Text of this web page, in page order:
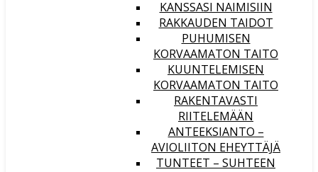
KANSSASI NAIMISIIN
RAKKAUDEN TAIDOT
PUHUMISEN
KORVAAMATON TAITO
KUUNTELEMISEN
KORVAAMATON TAITO
RAKENTAVASTI
RIITELEMÄÄN
ANTEEKSIANTO –
AVIOLIITON EHEYTTÄJÄ
TUNTEET – SUHTEEN